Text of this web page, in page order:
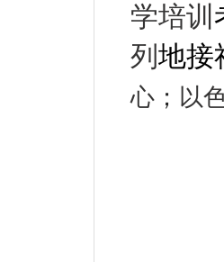
学培训
列 地接
心 ； 以